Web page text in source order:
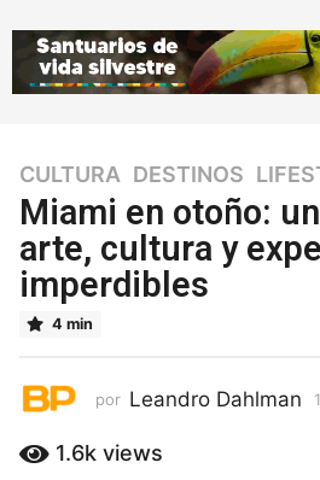
1
1
m
e
s
1
m
e
s
CULTURA ,DESTINOS ,
Miami en otoño:
arte, cultura y
imperdibles
4 min
por Leandro Dahlman
1.6k views